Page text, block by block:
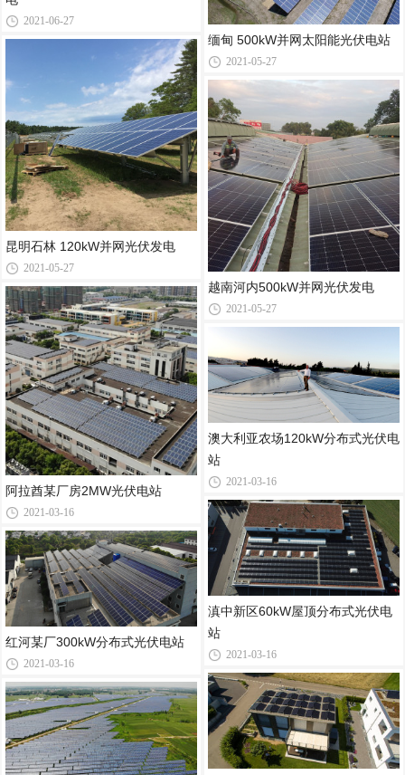
2021-06-27
昆明石林 120kW并网光伏发电
2021-05-27
阿拉酋某厂房2MW光伏电站
2021-03-16
红河某厂300kW分布式光伏电站
2021-03-16
缅甸 500kW并网太阳能光伏电站
2021-05-27
越南河内500kW并网光伏发电
2021-05-27
澳大利亚农场120kW分布式光伏电
站
2021-03-16
滇中新区60kW屋顶分布式光伏电
站
2021-03-16